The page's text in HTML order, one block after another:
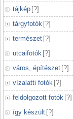
tájkép [?]
tárgyfotók [?]
természet [?]
utcaifotók [?]
város, építészet [?]
vízalatti fotók [?]
feldolgozott fotók [?]
így készült [?]